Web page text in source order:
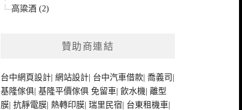
高粱酒 (2)
贊助商連結
台中網頁設計 |網站設計 台中汽車借款 |喬義司
基隆傢俱 |基隆平價傢俱 免留車 |飲水機 |離型
膜 |抗靜電膜 |熱轉印膜 |瑞里民宿 台東租機車